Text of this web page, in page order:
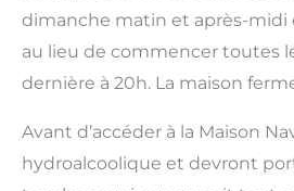
dimanche matin et après-midi
au lieu de commencer toutes
dernière à 20h. La maison
Avant d’accéder à la Maison
hydroalcoolique et devront